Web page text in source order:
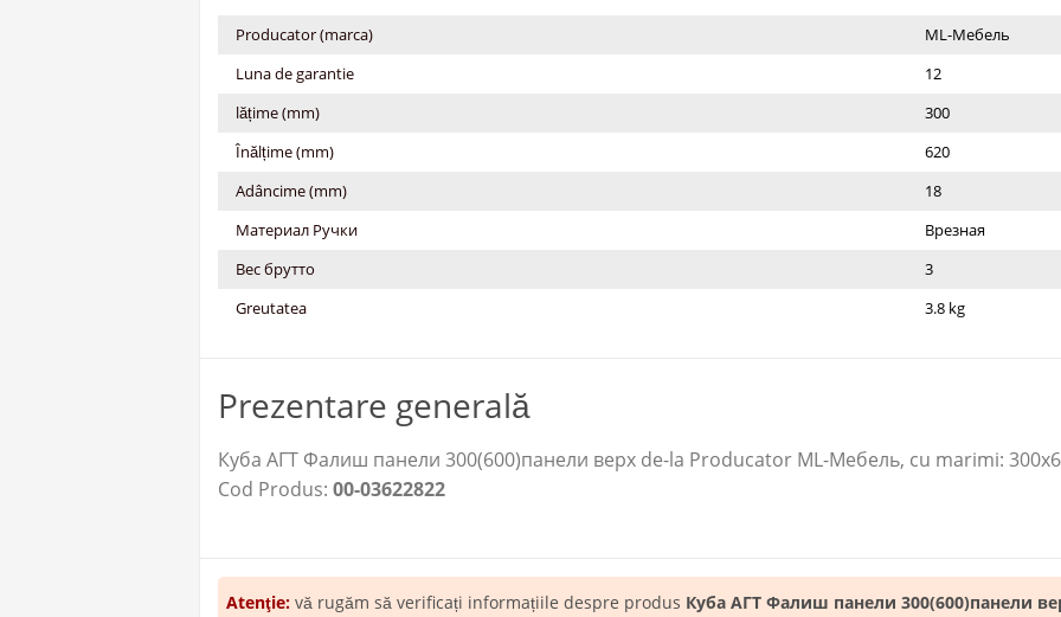
Producator (marca)
ML-Мебель
Luna de garantie
12
lățime (mm)
300
Înălțime (mm)
620
Adâncime (mm)
18
Материал Ручки
Врезная
Вес брутто
3
Greutatea
3.8 kg
Prezentare generală
Куба АГТ Фалиш панели 300(600)панели верх de-la Producator ML-Мебель​, cu marimi:
Cod Produs: 00-03622822
Atenţie: vă rugăm să verificați informațiile despre produs Куба АГТ Фалиш панели 300(600)панели